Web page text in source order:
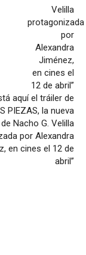
aquí el tráiler de
PIEZAS, la nueva
Nacho G. Velilla
por Alexandra
en cines el 12 de
abril”